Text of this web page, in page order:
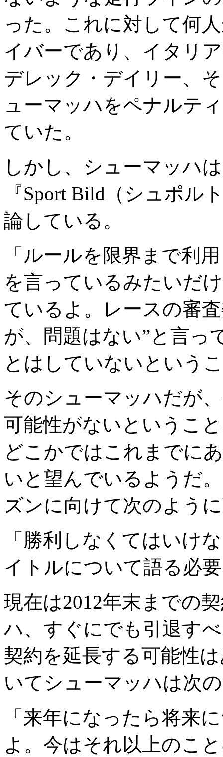
った。これに対して何
イバーであり、イタリ
デレック・デイリー、
ューマッハをペナルテ
ていた。
しかし、シューマッハ
『Sport Bild（シュポル
論している。
「ルールを限界まで利
を言っているみたいだ
ているよ。レースの審
が、問題はない”と言っ
とはしていないという
そのシューマッハだが
可能性がないというこ
どこかではこれまでに
いと望んでいるようだ
ズンに向けて次のよう
「勝利しなくてはいけ
イトルについて語る必
現在は2012年末までの
ハ、すぐにでも引退す
契約を延長する可能性
いてシューマッハは次
「来年になったら将来
よ。今はそれ以上のこ